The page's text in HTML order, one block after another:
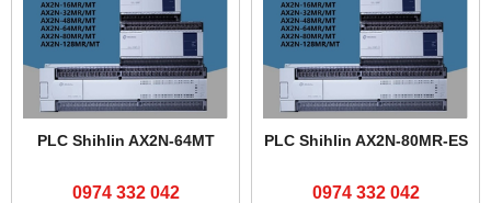
PLC Shihlin AX2N-64MT
0974 332 042
PLC Shihlin AX2N-80MR-ES
0974 332 042